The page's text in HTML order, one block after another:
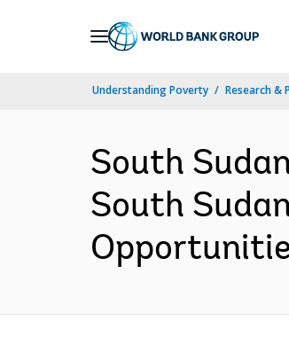
Understanding Poverty Research &
South
South